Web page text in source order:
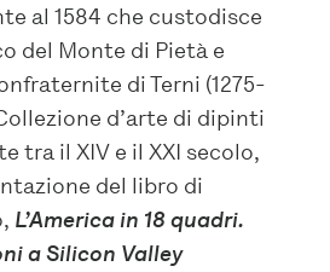
al 1584 che custodisce
del Monte di Pietà e
di Terni (1275-
d’arte di dipinti
tra il XIV e il XXI secolo,
del libro di
L’America in 18 quadri.
a Silicon Valley